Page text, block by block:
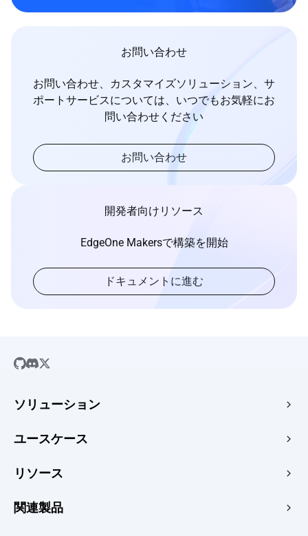
お問い合わせ
お問い合わせ、カスタマイズソリューション、サ
ポートサービスについては、いつでもお気軽にお
問い合わせください
お問い合わせ
開発者向けリソース
EdgeOne Makersで構築を開始
ドキュメントに進む
ソリューション
Eコマース
ユースケース
HTMLからURL
リソース
ガイド
関連製品